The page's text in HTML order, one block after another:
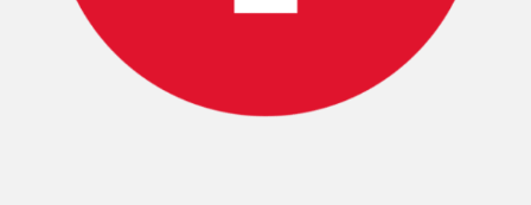
T-
PLUS